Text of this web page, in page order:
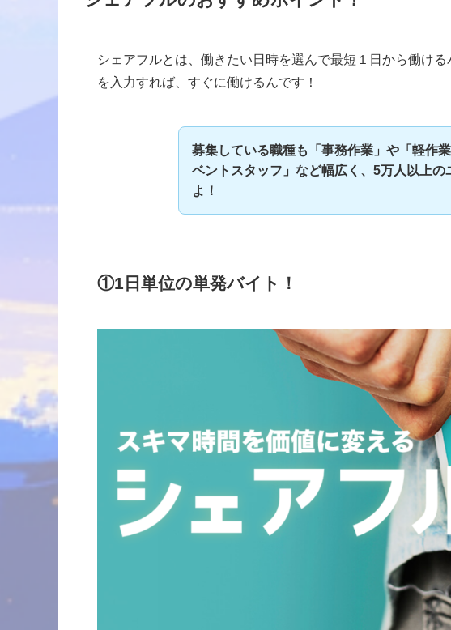
シェアフルとは、働きたい日時を選んで最短１日から働け
を入力すれば、すぐに働けるんです！
募集している職種も「事務作業」や「軽作
ベントスタッフ」など幅広く、5万人以上
よ！
①1日単位の単発バイト！